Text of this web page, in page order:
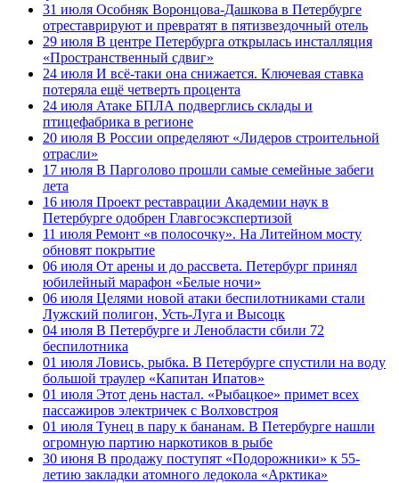
31 июля Особняк Воронцова-Дашкова в Петербурге
отреставрируют и превратят в пятизвездочный отель
29 июля В центре Петербурга открылась инсталляция
«Пространственный сдвиг»
24 июля И всё-таки она снижается. Ключевая ставка
потеряла ещё четверть процента
24 июля Атаке БПЛА подверглись склады и
птицефабрика в регионе
20 июля В России определяют «Лидеров строительной
отрасли»
17 июля В Парголово прошли самые семейные забеги
лета
16 июля Проект реставрации Академии наук в
Петербурге одобрен Главгосэкспертизой
11 июля Ремонт «в полосочку». На Литейном мосту
обновят покрытие
06 июля От арены и до рассвета. Петербург принял
юбилейный марафон «Белые ночи»
06 июля Целями новой атаки беспилотниками стали
Лужский полигон, Усть-Луга и Высоцк
04 июля В Петербурге и Ленобласти сбили 72
беспилотника
01 июля Ловись, рыбка. В Петербурге спустили на воду
большой траулер «Капитан Ипатов»
01 июля Этот день настал. «Рыбацкое» примет всех
пассажиров электричек с Волховстроя
01 июля Тунец в пару к бананам. В Петербурге нашли
огромную партию наркотиков в рыбе
30 июня В продажу поступят «Подорожники» к 55-
летию закладки атомного ледокола «Арктика»